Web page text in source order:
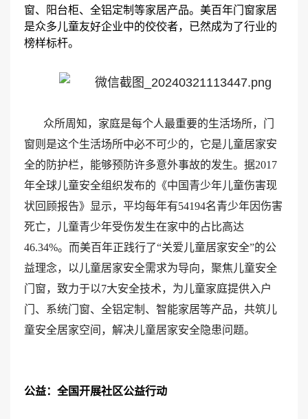
窗、阳台柜、全铝定制等家居产品。美百年门窗家居
是众多儿童友好企业中的佼佼者，已然成为了行业的
榜样标杆。
众所周知，家庭是每个人最重要的生活场所，门
窗则是这个生活场所中必不可少的，它是儿童居家安
全的防护栏，能够预防许多意外事故的发生。据2017
年全球儿童安全组织发布的《中国青少年儿童伤害现
状回顾报告》显示，平均每年有54194名青少年因伤害
死亡，儿童青少年受伤发生在家中的占比高达
46.34%。而美百年正践行了“关爱儿童居家安全”的公
益理念，以儿童居家安全需求为导向，聚焦儿童安全
门窗，致力于以7大安全技术，为儿童家庭提供入户
门、系统门窗、全铝定制、智能家居等产品，共筑儿
童安全居家空间，解决儿童居家安全隐患问题。
公益：全国开展社区公益行动